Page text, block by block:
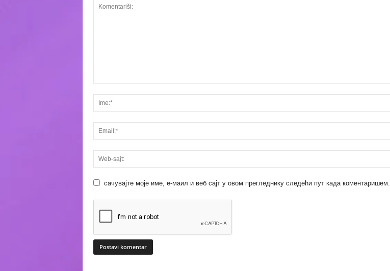
сачувајте моје име, е-маил и веб сајт у овом прегледнику следећи пут када коментаришем.